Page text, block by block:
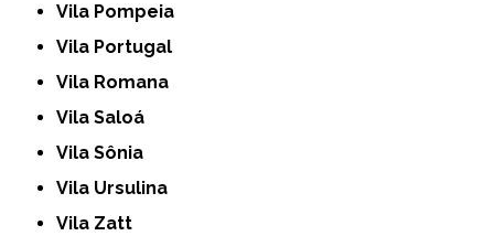
Vila Pompeia
Vila Portugal
Vila Romana
Vila Saloá
Vila Sônia
Vila Ursulina
Vila Zatt